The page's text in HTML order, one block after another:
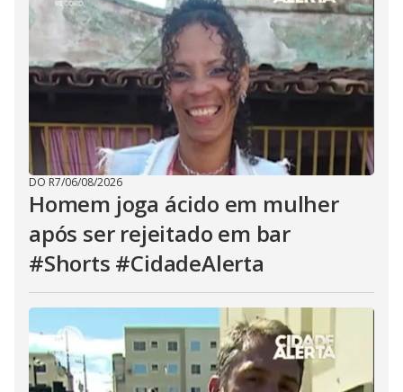
DO R7/06/08/2026
Homem joga ácido em mulher
após ser rejeitado em bar
#Shorts #CidadeAlerta